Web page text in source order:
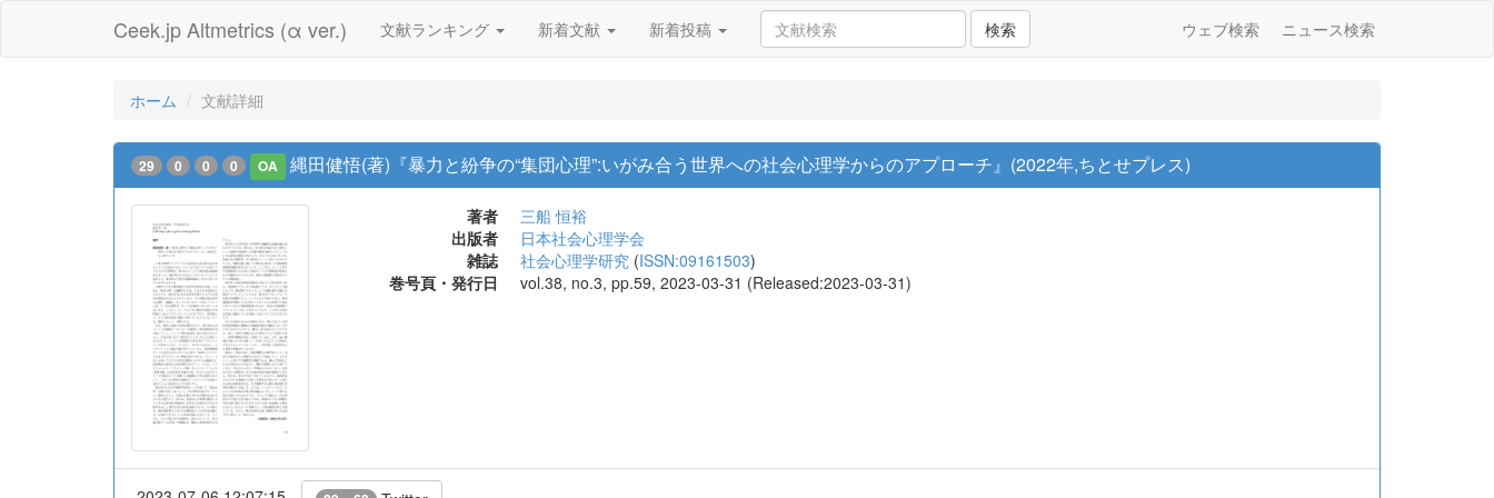
Ceek.jp Altmetrics (α ver.) 文献ランキング 新着文献 新着投稿 検索 ウェブ検索 ニュース検索
ホーム 文献詳細
29 0 0 0 OA 縄田健悟(著)『暴力と紛争の“集団心理”:いがみ合う世界への社会心理学からのアプローチ』(2022年,ちとせプレス)
著者
三船 恒裕
出版者
日本社会心理学会
雑誌
社会心理学研究 (ISSN:09161503)
巻号頁・発行日
vol.38, no.3, pp.59, 2023-03-31 (Released:2023-03-31)